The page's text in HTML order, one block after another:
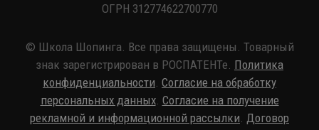
ОГРН 312774622700770
© Школа Шопинга. Все права защищены. Товарный
знак зарегистрирован в РОСПАТЕНТе. Политика
конфиденциальности. Согласие на обработку
персональных данных. Согласие на получение
рекламной и информационной рассылки. Договор